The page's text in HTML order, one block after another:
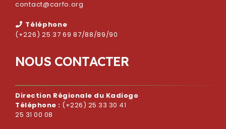
contact@carfo.org
Téléphone
(+226) 25 37 69 87/88/89/90
NOUS CONTACTER
Direction Régionale du Kadiogo
Téléphone : (+226) 25 33 30 41
25 31 00 08